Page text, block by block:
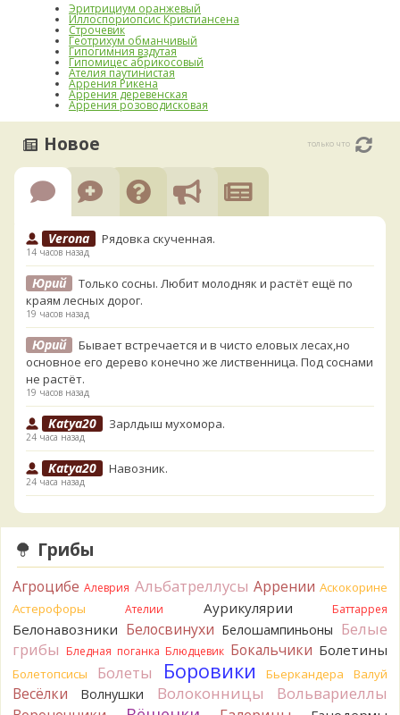
Эритрициум оранжевый
Иллоспориопсис Кристиансена
Строчевик
Геотрихум обманчивый
Гипогимния вздутая
Гипомицес абрикосовый
Ателия паутинистая
Аррения Рикена
Аррения деревенская
Аррения розоводисковая
Новое только что
Verona Рядовка скученная.
14 часов назад
Юрий
Только сосны. Любит молодняк и растёт ещё по
краям лесных дорог.
19 часов назад
Юрий
Бывает встречается и в чисто еловых лесах,но
основное его дерево конечно же лиственница. Под соснами
не растёт.
19 часов назад
Katya20 Зарлдыш мухомора.
24 часа назад
Katya20 Навозник.
24 часа назад
Verona Скорее всего он.
2 дня назад
Verona
2 дня назад
Verona
Рядовка мыльная, судя по пластинкам.
Правильно сделали, что не взяли.
2 дня назад
BorisM Подгруздок чёрный, или близкие виды
2 дня назад
Грибы
Агроцибе Алеврия Альбатреллусы Аррении Аскокорине
Астерофоры
Ателии Аурикулярии Баттаррея
Белонавозники Белосвинухи Белошампиньоны Белые
грибы Бледная поганка Блюдцевик Бокальчики Болетины
Болетопсисы Болеты Боровики Бьеркандера Валуй
Весёлки Волнушки Волоконницы Вольвариеллы